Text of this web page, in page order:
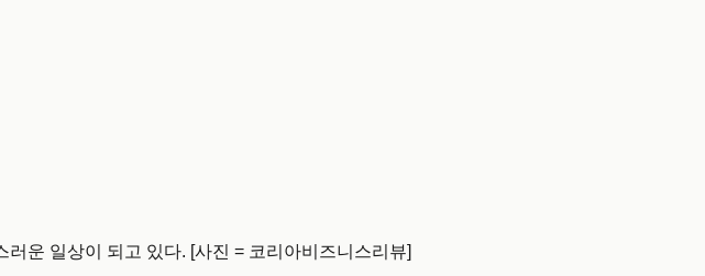
운 일상이 되고 있다. [사진 = 코리아비즈니스리뷰]